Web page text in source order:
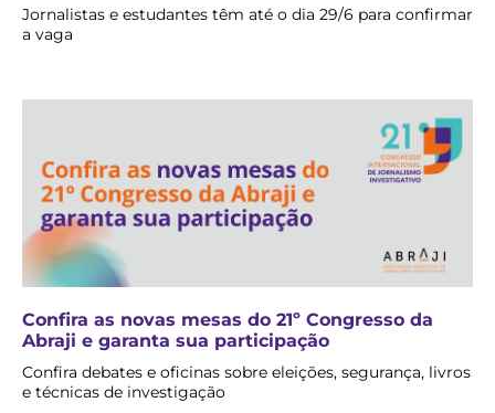
Jornalistas e estudantes têm até o dia 29/6 para confirmar
a vaga
Confira as novas mesas do 21º Congresso da
Abraji e garanta sua participação
Confira debates e oficinas sobre eleições, segurança, livros
e técnicas de investigação